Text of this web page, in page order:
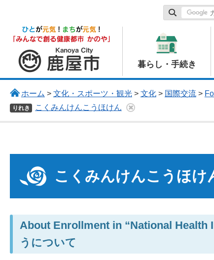
鹿屋市
暮らし・手続き
ホーム > 文化・スポーツ・観光> 文化> 国際交流>
りれき こくみんけんこうほけん
こくみんけんこうほけ
About Enrollment in “National
うについて